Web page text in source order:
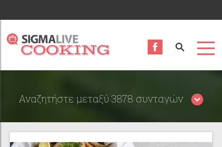
Αναζητήστε μεταξύ 3878 συνταγών